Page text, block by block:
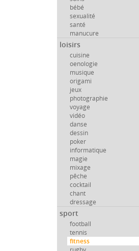
bébé
sexualité
santé
manucure
loisirs
cuisine
oenologie
musique
origami
jeux
photographie
voyage
vidéo
danse
dessin
poker
informatique
magie
mixage
pêche
cocktail
chant
dressage
sport
football
tennis
fitness